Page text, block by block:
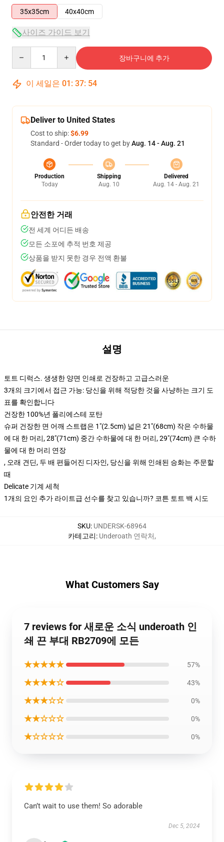
35x35cm
40x40cm
사이즈 가이드 보기
장바구니에 추가
이 세일은 01 : 37: 53
Deliver to United States
Cost to ship:$6.99
Standard - Order today to get byAug. 14 - Aug. 21
Production
Today
Shipping
Aug. 10
Delivered
Aug. 14 - Aug. 21
안전한 거래
전 세계 어디든 배송
모든 소포에 추적 번호 제공
상품을 받지 못한 경우 전액 환불
설명
토트 디럭스. 생생한 양면 인쇄로 건장하고 고급스러운
3개의 크기에서 접근 가능: 당신을 위해 적당한 것을 사냥하는 크기 도
표를 확인합니다
건장한 100%년 폴리에스테 포탄
슈퍼 건장한 면 어깨 스트랩은 1"(2.5cm) 넓은 21"(68cm) 작은 수하물
에 대 한 머리, 28"(71cm) 중간 수하물에 대 한 머리, 29"(74cm) 큰 수하
물에 대 한 머리 연장
, 오래 견딘, 두 배 편들어진 디자인, 당신을 위해 인쇄된 승화는 주문할
때
Delicate 기계 세척
1개의 요인 추가 라이트급 선수를 찾고 있습니까? 코튼 토트 백 시도
SKU: UNDERSK-68964
카테고리: Underoath 연락처,
What Customers Say
7 reviews for 새로운 소식 underoath 인
쇄 끈 부대 RB2709에 모든
★★★★★ 57%
★★★★☆ 43%
★★★☆☆ 0%
★★☆☆☆ 0%
★☆☆☆☆ 0%
Can’t wait to use them! So adorable
Dec 5, 2024